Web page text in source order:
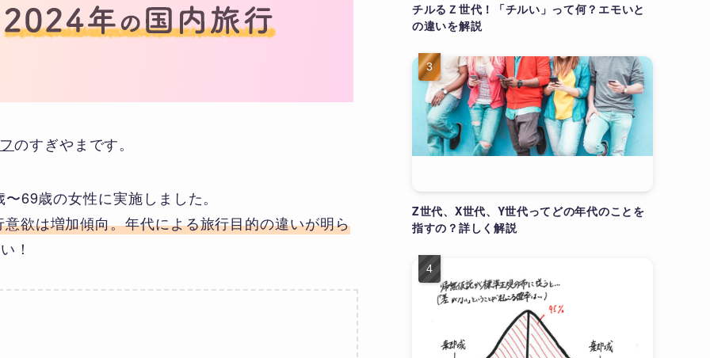
のすぎやまです。
69歳の女性に実施しました。
欲は増加傾向。年代による旅行目的の違いが明ら
！
チルるＺ世代！「チルい」って何？エモいと
の違いを解説
Z世代、X世代、Y世代ってどの年代のことを
指すの？詳しく解説